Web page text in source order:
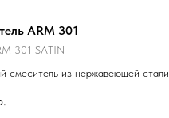
ARM 301
301 SATIN
смеситель из нержавеющей стали